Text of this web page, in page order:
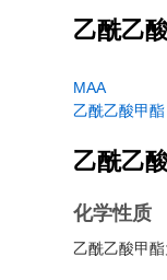
乙酰乙
MAA
乙酰乙酸甲酯
乙酰乙
化学性质
乙酰乙酸甲